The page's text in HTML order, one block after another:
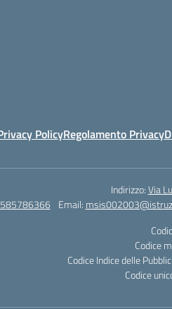
PolicyRegolamento Privacy
Indirizzo:Via
Email:
Codice
Codice Indice delle
Codice